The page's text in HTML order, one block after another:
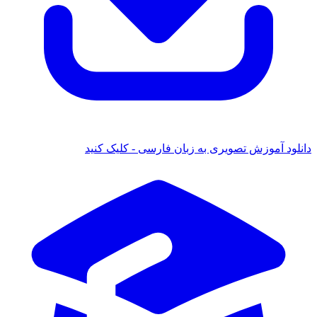
آموزش تصویری به زبان فارسی - کلیک کنید